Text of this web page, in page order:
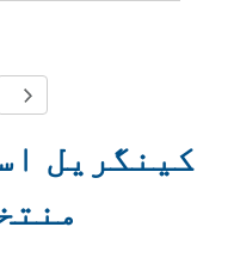
کینگریل